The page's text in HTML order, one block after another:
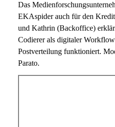
Das
EKAspider auch für den
und Kathrin (Backoffice)
Codierer als digitaler
Postverteilung funktioniert.
Parato.